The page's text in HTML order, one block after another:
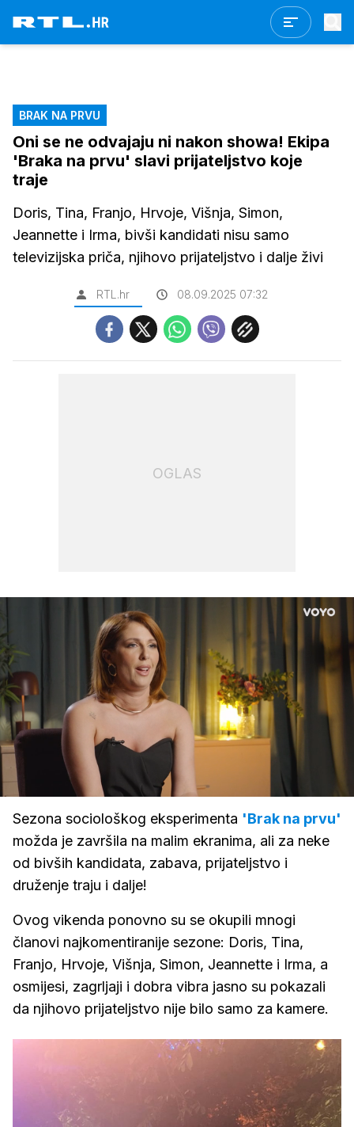
BRAK NA PRVU
Oni se ne odvajaju ni nakon showa! Ekipa
'Braka na prvu' slavi prijateljstvo koje
traje
Doris, Tina, Franjo, Hrvoje, Višnja, Simon,
Jeannette i Irma, bivši kandidati nisu samo
televizijska priča, njihovo prijateljstvo i dalje živi
RTL.hr 08.09.2025 07:32
OGLAS
zvuk
Loaded
22.05%
Sezona sociološkog eksperimenta 'Brak na prvu'
možda je završila na malim ekranima, ali za neke
od bivših kandidata, zabava, prijateljstvo i
druženje traju i dalje!
Ovog vikenda ponovno su se okupili mnogi
članovi najkomentiranije sezone: Doris, Tina,
Franjo, Hrvoje, Višnja, Simon, Jeannette i Irma, a
osmijesi, zagrljaji i dobra vibra jasno su pokazali
da njihovo prijateljstvo nije bilo samo za kamere.